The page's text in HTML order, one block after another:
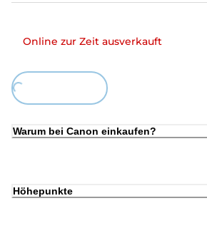
Online zur Zeit ausverkauft
Loading...
Warum bei Canon einkaufen?
Höhepunkte